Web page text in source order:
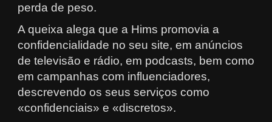
perda de peso.
A queixa alega que a Hims promovia a
confidencialidade no seu site, em anúncios
de televisão e rádio, em podcasts, bem como
em campanhas com influenciadores,
descrevendo os seus serviços como
«confidenciais» e «discretos».